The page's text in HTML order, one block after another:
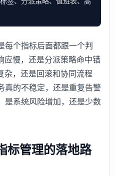
每个指标后面都跟一个判
应慢，还是分派策略命中错
杂，还是回滚和协同流程
真的不稳定，还是重复告警
是系统风险增加，还是少数
标管理的落地路